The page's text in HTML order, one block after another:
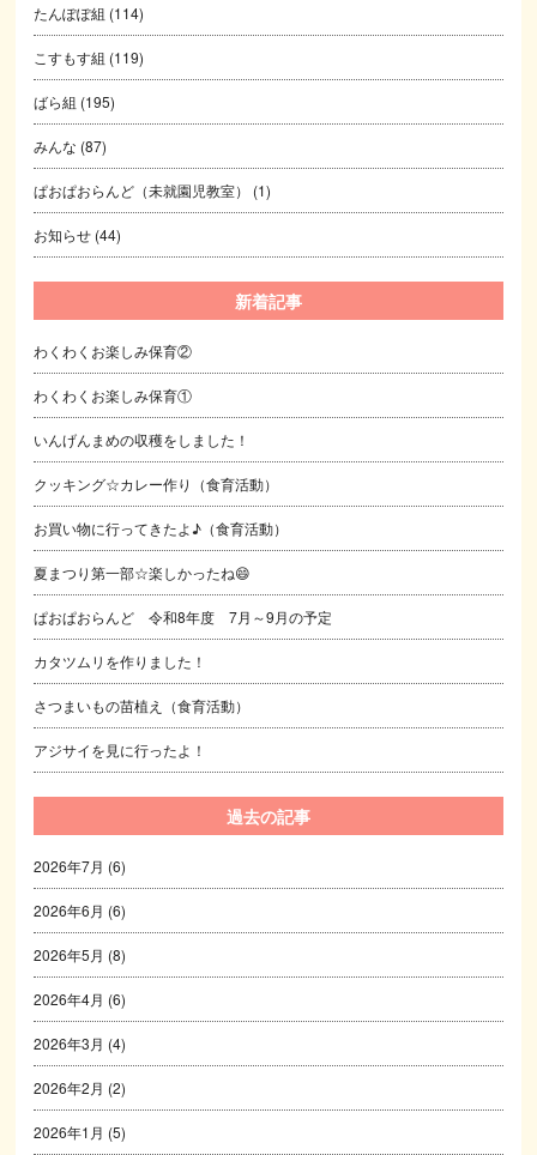
たんぽぽ組 (114)
こすもす組 (119)
ばら組 (195)
みんな (87)
ぱおぱおらんど（未就園児教室） (1)
お知らせ (44)
新着記事
わくわくお楽しみ保育②
わくわくお楽しみ保育①
いんげんまめの収穫をしました！
クッキング☆カレー作り（食育活動）
お買い物に行ってきたよ♪（食育活動）
夏まつり第一部☆楽しかったね😄
ぱおぱおらんど 令和8年度 7月～9月の予定
カタツムリを作りました！
さつまいもの苗植え（食育活動）
アジサイを見に行ったよ！
過去の記事
2026年7月 (6)
2026年6月 (6)
2026年5月 (8)
2026年4月 (6)
2026年3月 (4)
2026年2月 (2)
2026年1月 (5)